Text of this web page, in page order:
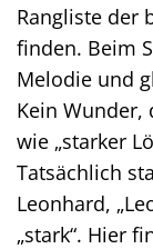
Rangliste der
finden. Beim
Melodie und
Kein Wunder,
wie „starker
Tatsächlich
Leonhard,
„stark“. Hier